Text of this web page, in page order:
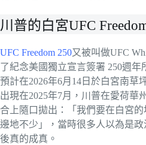
川普的白宮UFC
UFC Freedom 250又被叫做UFC
了紀念美國獨立宣言簽署 250週年
預計在2026年6月14日於白宮南草
出現在2025年7月，川普在愛荷華
合上隨口拋出：「我們要在白宮
邊地不少」，當時很多人以為是
後真的成真。